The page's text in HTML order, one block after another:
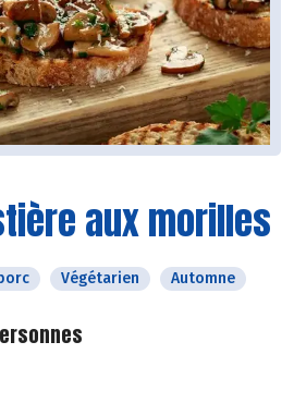
aux morilles
Végétarien Automne